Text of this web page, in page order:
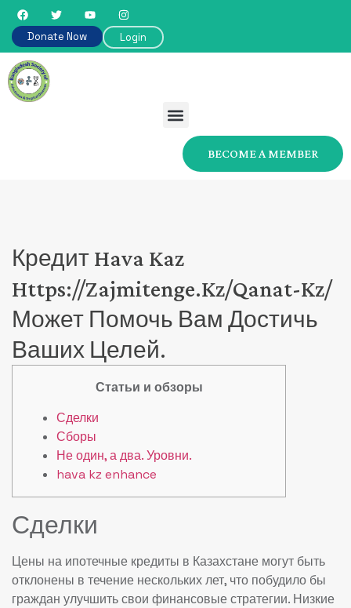
Donate Now Login
BECOME A MEMBER
Кредит Hava Kaz
Https://zajmitenge.kz/qanat-Kz/
Может Помочь Вам Достичь
Ваших Целей.
Статьи и обзоры
Сделки
Сборы
Не один, а два. Уровни.
hava kz enhance
Сделки
Цены на ипотечные кредиты в Казахстане могут быть
отклонены в течение нескольких лет, что побудило бы
граждан улучшить свои финансовые стратегии. Низкие